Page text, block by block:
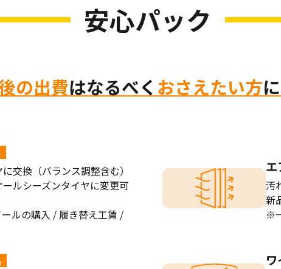
安心パック
の出費はなるべく おさえたい方に
交換（バランス調整含む）
ルシーズンタイヤに変更可
ルの購入 / 履き替え工賃 /
エ
汚
新
※